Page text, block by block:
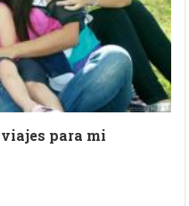
viajes para mi